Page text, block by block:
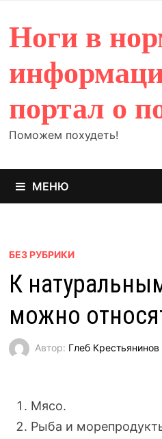
содержимому
Ноги в
портал о
Поможем похудеть!
МЕНЮ
БЕЗ РУБРИКИ
К
можно
Автор: Глеб Крестьянинов
Мясо.
Рыба и